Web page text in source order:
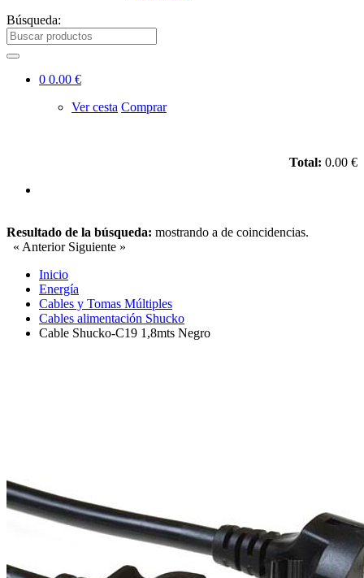
Búsqueda:
0 0.00 €
Ver cesta Comprar
Total: 0.00 €
Resultado de la búsqueda: mostrando a de coincidencias.
« Anterior Siguiente »
Inicio
Energía
Cables y Tomas Múltiples
Cables alimentación Shucko
Cable Shucko-C19 1,8mts Negro